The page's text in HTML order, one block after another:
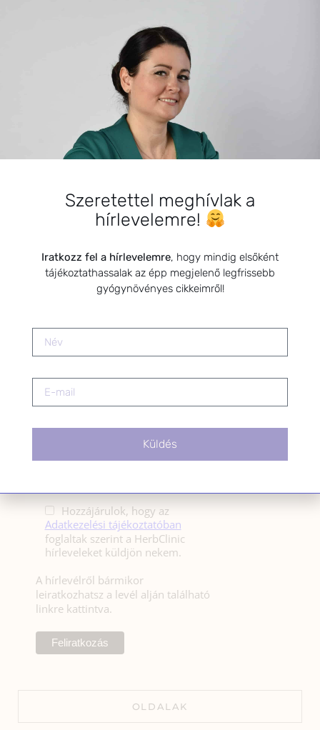
Sziasztok! Szarvas Niki vagyok, a HerbClinic alapítója,
egészségügyi biomérnök, fitoterapeuta és édesanya.
Küldetésem a gyógynövények hatékony
férfiak egészségének megőrzése és helyreállítása.
HÍRLEVÉL FELIRATKOZÁS
E-mail cím*
Hozzájárulok, hogy az
Adatkezelési tájékoztatóban
foglaltak szerint a HerbClinic
hírleveleket küldjön nekem.
A hírlevélről bármikor
leiratkozhatsz a levél alján található
linkre kattintva.
OLDALAK
Szeretettel meghívlak a
hírlevelemre!
Iratkozz fel a hírlevelemre, hogy mindig elsőként
tájékoztathassalak az épp megjelenő legfrissebb
gyógynövényes cikkeimről!
Küldés